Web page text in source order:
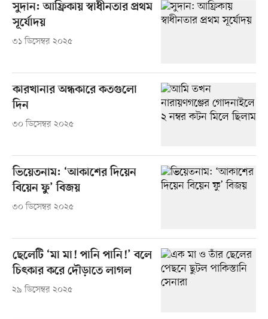
সুদান: আফ্রিকায় স্বাধীনতার প্রথম
সূর্যোদয়
৩১ ডিসেম্বর ২০২৫
কারখানার অন্ধকারে কতগুলো
দিন
৩০ ডিসেম্বর ২০২৫
ভিয়েতনাম: ‘আকাশের দিয়েন
বিয়েন ফু’ বিজয়
৩০ ডিসেম্বর ২০২৫
ছেলেটি ‘মা মা! পানি পানি!’ বলে
চিৎকার করে দৌড়াতে লাগল
২৯ ডিসেম্বর ২০২৫